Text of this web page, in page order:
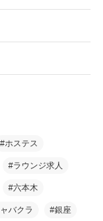
#ホステス
#ラウンジ求人
#六本木
バクラ #銀座